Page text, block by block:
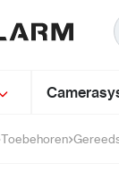
Toebehoren